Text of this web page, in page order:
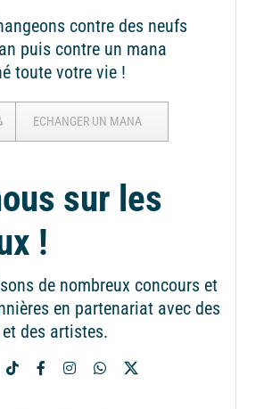
contre des neufs
puis contre un mana
toute votre vie !
ECHANGER UN MANA
sur les
!
de nombreux concours et
en partenariat avec des
des artistes.